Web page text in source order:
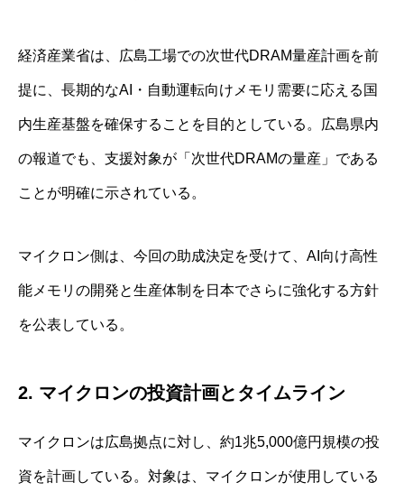
経済産業省は、広島工場での次世代DRAM量産計画を前
提に、長期的なAI・自動運転向けメモリ需要に応える国
内生産基盤を確保することを目的としている。広島県内
の報道でも、支援対象が「次世代DRAMの量産」である
ことが明確に示されている。
マイクロン側は、今回の助成決定を受けて、AI向け高性
能メモリの開発と生産体制を日本でさらに強化する方針
を公表している。
2. マイクロンの投資計画とタイムライン
マイクロンは広島拠点に対し、約1兆5,000億円規模の投
資を計画している。対象は、マイクロンが使用している